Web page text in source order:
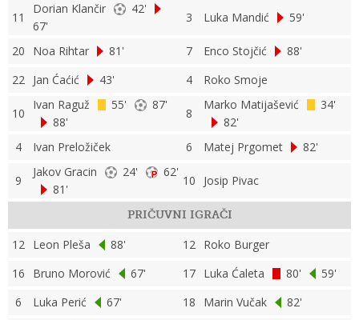
11
Dorian Klančir
42'
67'
3 Luka Mandić 59'
20 Noa Rihtar 81' 7 Enco Stojčić
88'
22 Jan Ćaćić 43' 4 Roko Smoje
10
Ivan Raguž 55'
87'
88'
8
Marko Matijašević
34'
82'
4
Ivan Preložiček 6 Matej Prgomet 82'
9
Jakov Gracin 24'
62'
81'
10 Josip Pivac
PRIČUVNI IGRAČI
12 Leon Pleša 88' 12 Roko Burger
16
Bruno Morović 67' 17 Luka Ćaleta 80'
59'
6
Luka Perić 67' 18 Marin Vučak
82'